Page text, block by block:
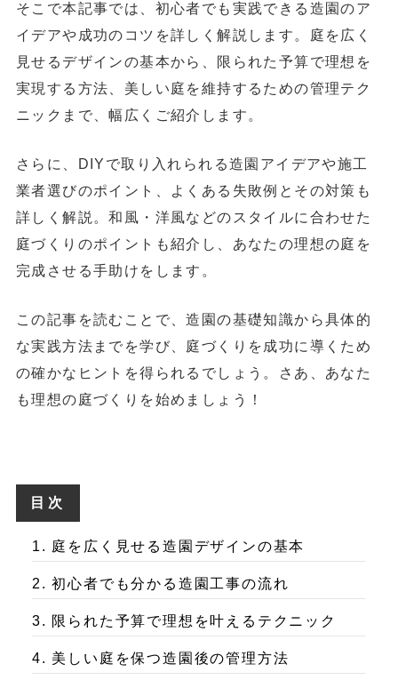
そこで本記事では、初心者でも実践できる造園のア
イデアや成功のコツを詳しく解説します。庭を広く
見せるデザインの基本から、限られた予算で理想を
実現する方法、美しい庭を維持するための管理テク
ニックまで、幅広くご紹介します。
さらに、DIYで取り入れられる造園アイデアや施工
業者選びのポイント、よくある失敗例とその対策も
詳しく解説。和風・洋風などのスタイルに合わせた
庭づくりのポイントも紹介し、あなたの理想の庭を
完成させる手助けをします。
この記事を読むことで、造園の基礎知識から具体的
な実践方法までを学び、庭づくりを成功に導くため
の確かなヒントを得られるでしょう。さあ、あなた
も理想の庭づくりを始めましょう！
目次
1. 庭を広く見せる造園デザインの基本
2. 初心者でも分かる造園工事の流れ
3. 限られた予算で理想を叶えるテクニック
4. 美しい庭を保つ造園後の管理方法